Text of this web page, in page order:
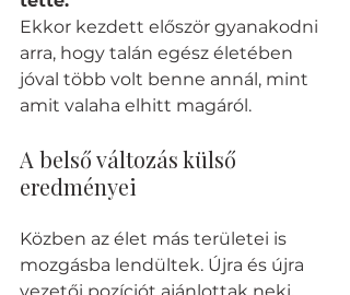
Ekkor kezdett először gyanakodni
arra, hogy talán egész életében
jóval több volt benne annál, mint
amit valaha elhitt magáról.
A belső változás külső
eredményei
Közben az élet más területei is
mozgásba lendültek. Újra és újra
vezetői pozíciót ajánlottak neki.